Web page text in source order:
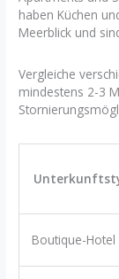
haben Küchen
Meerblick und
Vergleiche
mindestens 2-3
Boutique-Hotel